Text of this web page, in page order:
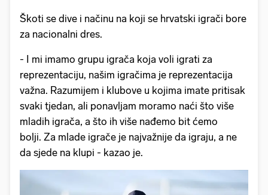
Škoti se dive i načinu na koji se hrvatski igrači bore
za nacionalni dres.
- I mi imamo grupu igrača koja voli igrati za
reprezentaciju, našim igračima je reprezentacija
važna. Razumijem i klubove u kojima imate pritisak
svaki tjedan, ali ponavljam moramo naći što više
mladih igrača, a što ih više nađemo bit ćemo
bolji. Za mlade igrače je najvažnije da igraju, a ne
da sjede na klupi - kazao je.